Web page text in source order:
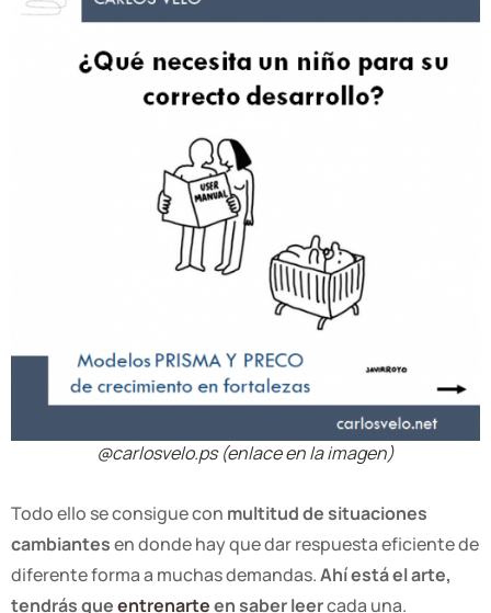
@carlosvelo.ps (enlace en la imagen)
Todo ello se consigue con multitud de situaciones
cambiantesen donde hay que dar respuesta eficiente de
diferente forma a muchas demandas.Ahí está el arte,
tendrás queentrenarteen saber leercada una.